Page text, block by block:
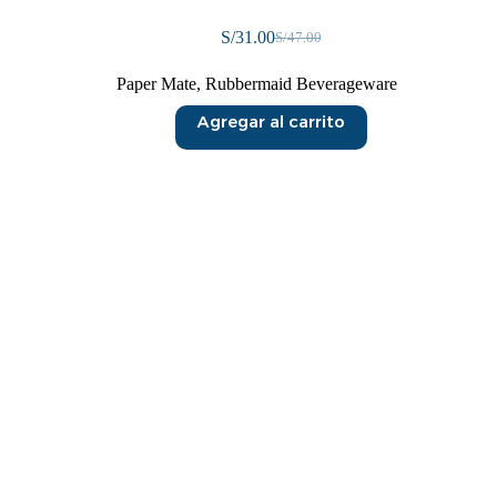
S/47.00
S/31.00
Paper Mate, Rubbermaid Beverageware
Agregar al carrito